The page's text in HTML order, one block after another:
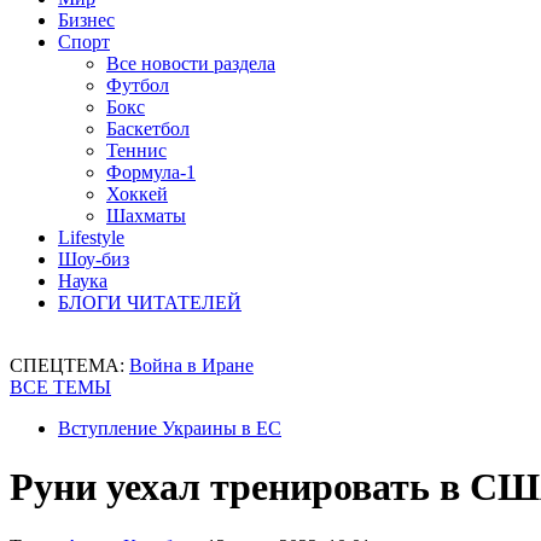
Бизнес
Спорт
Все новости раздела
Футбол
Бокс
Баскетбол
Теннис
Формула-1
Хоккей
Шахматы
Lifestyle
Шоу-биз
Наука
БЛОГИ ЧИТАТЕЛЕЙ
СПЕЦТЕМА: Война в Иране
ВСЕ ТЕМЫ
Вступление Украины в ЕС
Руни уехал тренировать в